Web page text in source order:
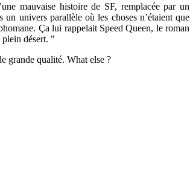
mauvaise histoire de SF, remplacée par un
univers parallèle où les choses n’étaient que
Ça lui rappelait Speed Queen, le roman
plein désert. "
grande qualité. What else ?